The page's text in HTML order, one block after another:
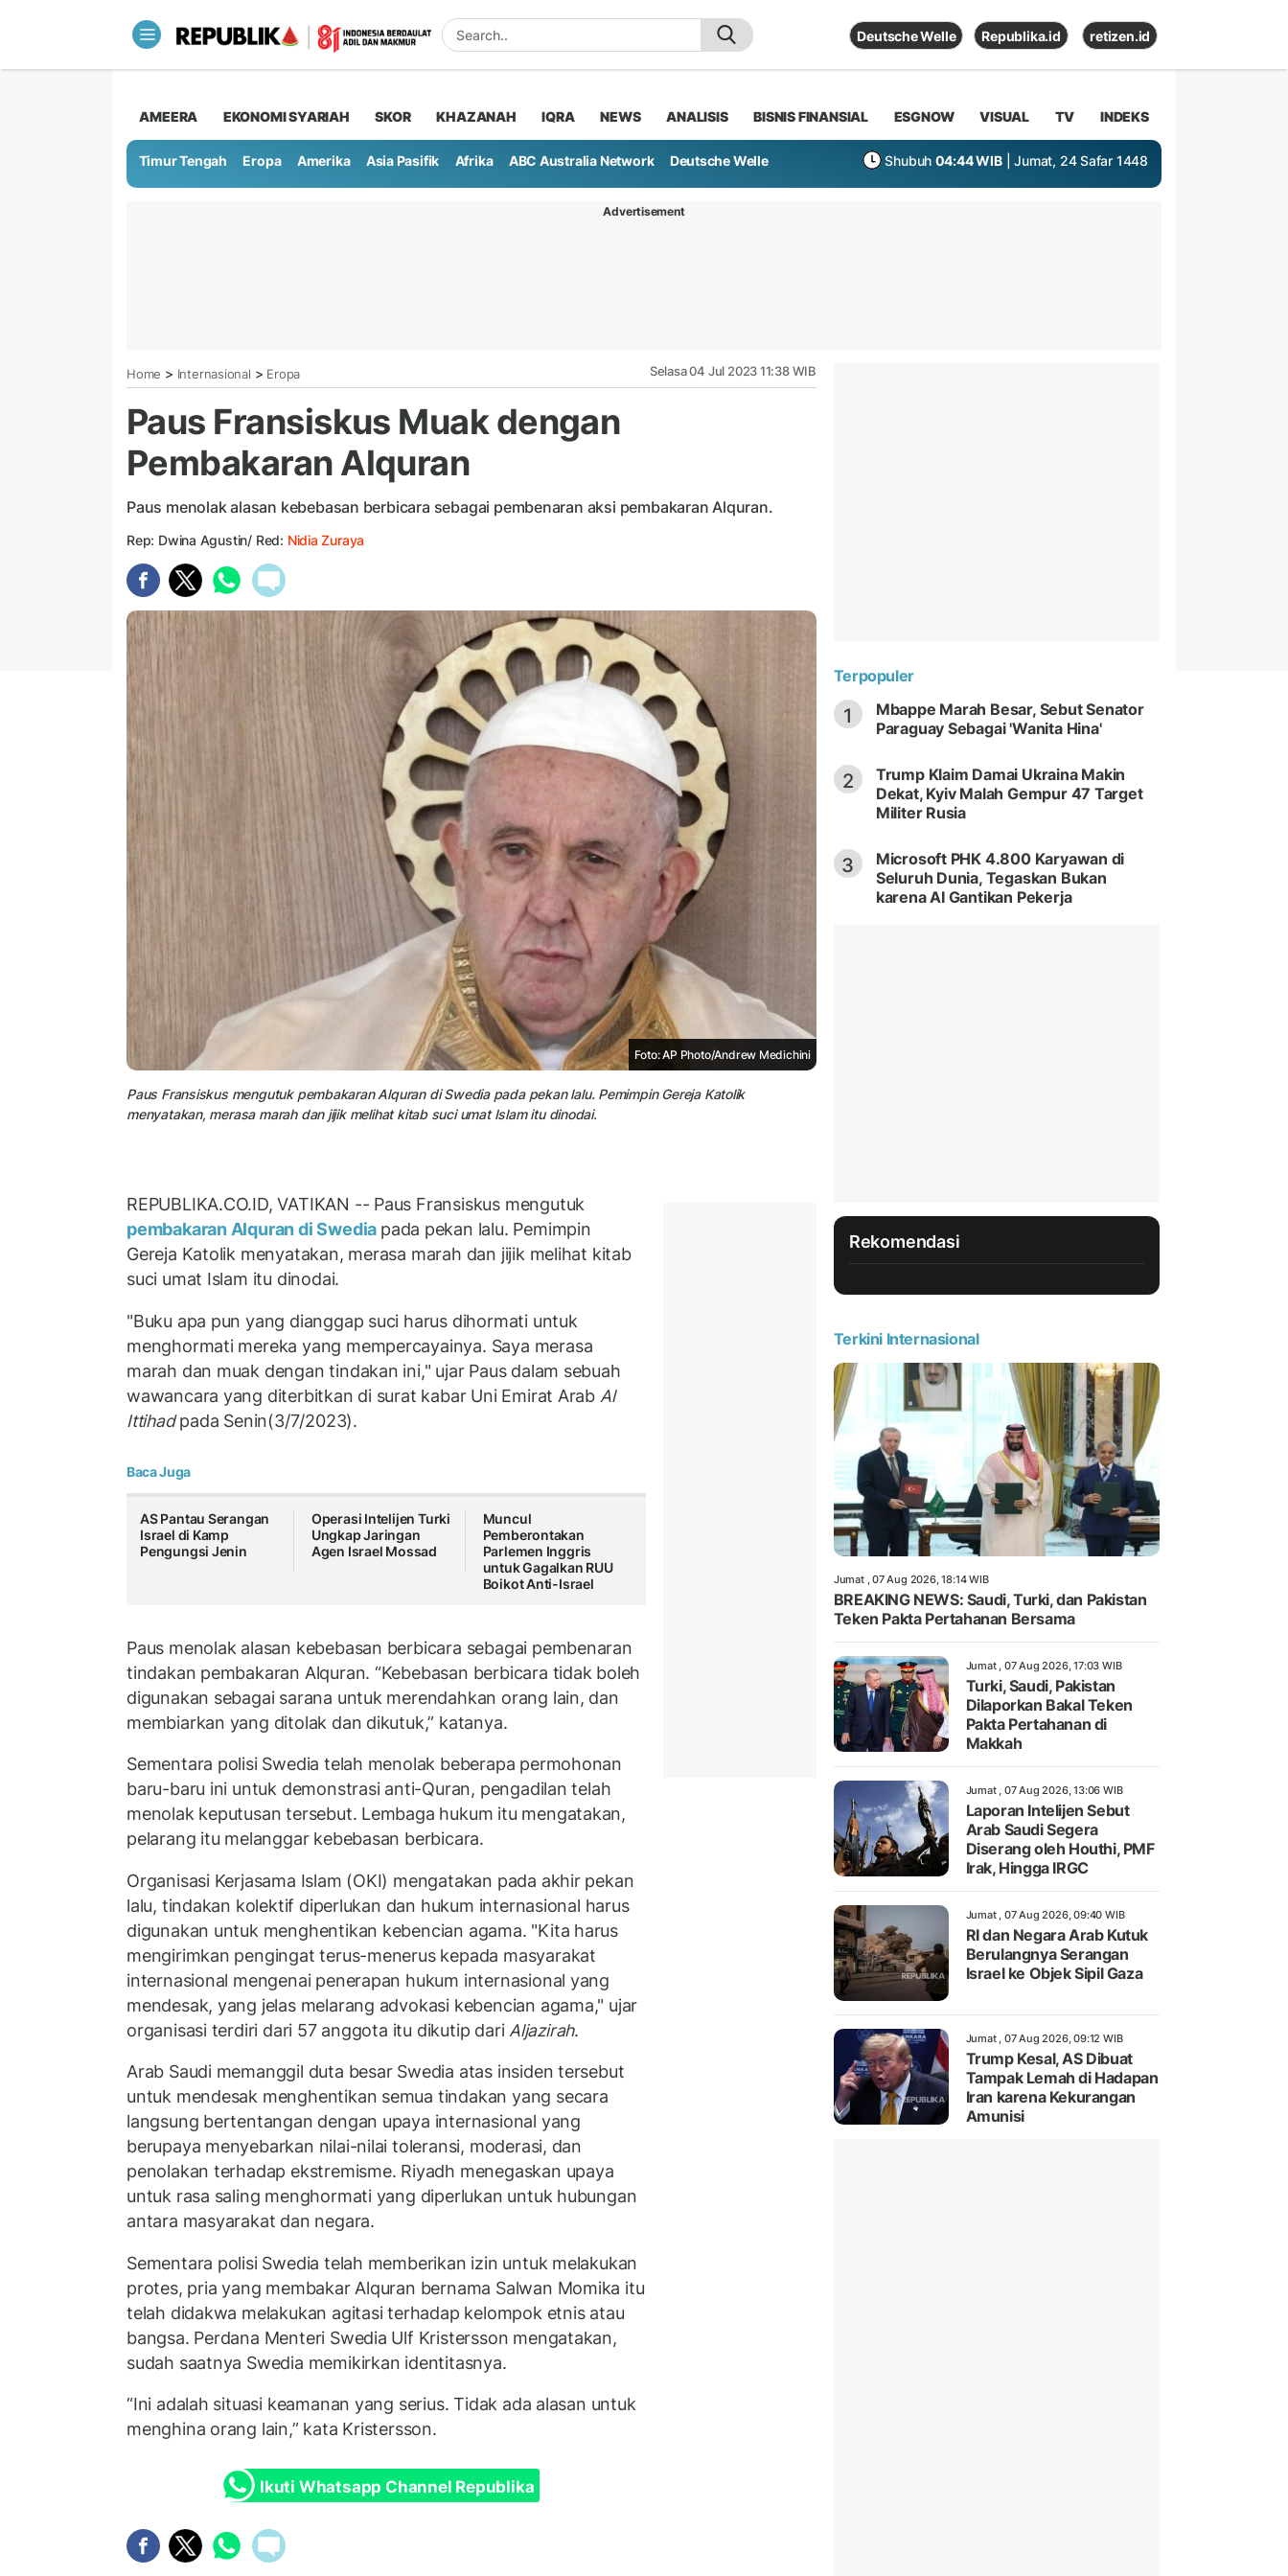
Deutsche Welle Republika.id retizen.id
AMEERA EKONOMI SYARIAH SKOR KHAZANAH IQRA NEWS ANALISIS BISNIS FINANSIAL ESGNOW VISUAL TV INDEKS
Timur Tengah Eropa Amerika Asia Pasifik Afrika ABC Australia Network Deutsche Welle Shubuh 04:44 WIB | Jumat, 24 Safar 1448
Advertisement
Home > Internasional > Eropa Selasa 04 Jul 2023 11:38 WIB
Paus Fransiskus Muak dengan
Pembakaran Alquran
Paus menolak alasan kebebasan berbicara sebagai pembenaran aksi pembakaran Alquran.
Rep: Dwina Agustin/ Red: Nidia Zuraya
Foto: AP Photo/Andrew Medichini
Paus Fransiskus mengutuk pembakaran Alquran di Swedia pada pekan lalu. Pemimpin Gereja Katolik
menyatakan, merasa marah dan jijik melihat kitab suci umat Islam itu dinodai.
REPUBLIKA.CO.ID, VATIKAN -- Paus Fransiskus mengutuk
pembakaran Alquran di Swedia pada pekan lalu. Pemimpin
Gereja Katolik menyatakan, merasa marah dan jijik melihat kitab
suci umat Islam itu dinodai.
"Buku apa pun yang dianggap suci harus dihormati untuk
menghormati mereka yang mempercayainya. Saya merasa
marah dan muak dengan tindakan ini," ujar Paus dalam sebuah
wawancara yang diterbitkan di surat kabar Uni Emirat Arab Al
Ittihadpada Senin(3/7/2023).
Baca Juga
AS Pantau Serangan
Israel di Kamp
Pengungsi Jenin
Operasi Intelijen Turki
Ungkap Jaringan
Agen Israel Mossad
Muncul
Pemberontakan
Parlemen Inggris
untuk Gagalkan RUU
Boikot Anti-Israel
Paus menolak alasan kebebasan berbicara sebagai pembenaran
tindakan pembakaran Alquran. “Kebebasan berbicara tidak boleh
digunakan sebagai sarana untuk merendahkan orang lain, dan
membiarkan yang ditolak dan dikutuk,” katanya.
Sementara polisi Swedia telah menolak beberapa permohonan
baru-baru ini untuk demonstrasi anti-Quran, pengadilan telah
menolak keputusan tersebut. Lembaga hukum itu mengatakan,
pelarang itu melanggar kebebasan berbicara.
Organisasi Kerjasama Islam (OKI) mengatakan pada akhir pekan
lalu, tindakan kolektif diperlukan dan hukum internasional harus
digunakan untuk menghentikan kebencian agama. "Kita harus
mengirimkan pengingat terus-menerus kepada masyarakat
internasional mengenai penerapan hukum internasional yang
mendesak, yang jelas melarang advokasi kebencian agama," ujar
organisasi terdiri dari 57 anggota itu dikutip dari Aljazirah.
Arab Saudi memanggil duta besar Swedia atas insiden tersebut
untuk mendesak menghentikan semua tindakan yang secara
langsung bertentangan dengan upaya internasional yang
berupaya menyebarkan nilai-nilai toleransi, moderasi, dan
penolakan terhadap ekstremisme. Riyadh menegaskan upaya
untuk rasa saling menghormati yang diperlukan untuk hubungan
antara masyarakat dan negara.
Sementara polisi Swedia telah memberikan izin untuk melakukan
protes, pria yang membakar Alquran bernama Salwan Momika itu
telah didakwa melakukan agitasi terhadap kelompok etnis atau
bangsa. Perdana Menteri Swedia Ulf Kristersson mengatakan,
sudah saatnya Swedia memikirkan identitasnya.
“Ini adalah situasi keamanan yang serius. Tidak ada alasan untuk
menghina orang lain,” kata Kristersson.
Ikuti Whatsapp Channel Republika
Terpopuler
1
Mbappe Marah Besar, Sebut Senator
Paraguay Sebagai 'Wanita Hina'
2
Trump Klaim Damai Ukraina Makin
Dekat, Kyiv Malah Gempur 47 Target
Militer Rusia
3
Microsoft PHK 4.800 Karyawan di
Seluruh Dunia, Tegaskan Bukan
karena AI Gantikan Pekerja
Rekomendasi
Terkini Internasional
Jumat , 07 Aug 2026, 18:14 WIB
BREAKING NEWS: Saudi, Turki, dan Pakistan
Teken Pakta Pertahanan Bersama
Jumat , 07 Aug 2026, 17:03 WIB
Turki, Saudi, Pakistan
Dilaporkan Bakal Teken
Pakta Pertahanan di
Makkah
Jumat , 07 Aug 2026, 13:06 WIB
Laporan Intelijen Sebut
Arab Saudi Segera
Diserang oleh Houthi, PMF
Irak, Hingga IRGC
Jumat , 07 Aug 2026, 09:40 WIB
RI dan Negara Arab Kutuk
Berulangnya Serangan
Israel ke Objek Sipil Gaza
Jumat , 07 Aug 2026, 09:12 WIB
Trump Kesal, AS Dibuat
Tampak Lemah di Hadapan
Iran karena Kekurangan
Amunisi